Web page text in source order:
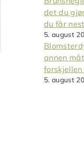
det du
du får
5. august
annen
5. august